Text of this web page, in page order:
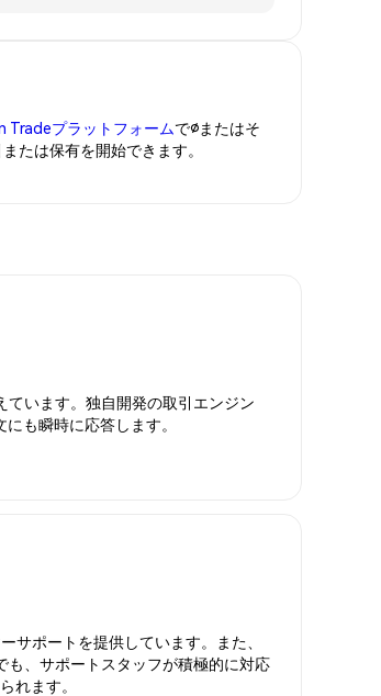
Tradeプラットフォームで∅またはそ
たは保有を開始できます。
います。独自開発の取引エンジン
も瞬時に応答します。
サポートを提供しています。また、
、サポートスタッフが積極的に対応
れます。